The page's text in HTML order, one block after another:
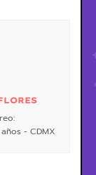
- CDMX